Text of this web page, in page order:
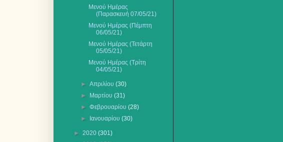
Μενού Ημέρας
(Παρασκευή 07/05/21)
Μενού Ημέρας (Πέμπτη
06/05/21)
Μενού Ημέρας (Τετάρτη
05/05/21)
Μενού Ημέρας (Τρίτη
04/05/21)
►Απριλίου(30)
►
Μαρτίου(31)
►Φεβρουαρίου(28)
►
Ιανουαρίου(30)
► 2020 (301)